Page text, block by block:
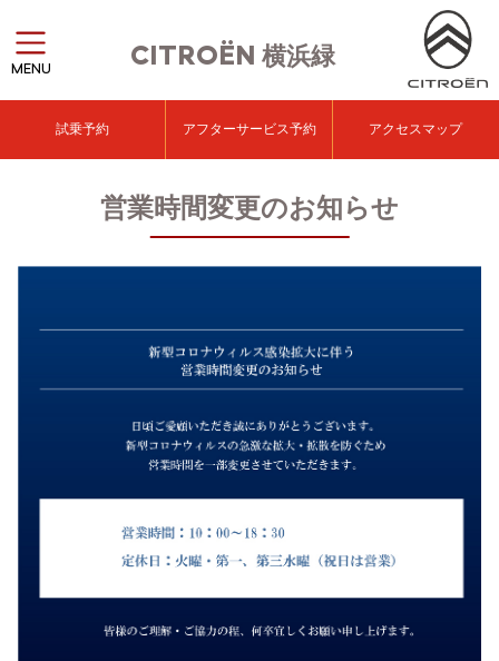
CITROËN 横浜緑
MENU
試乗予約 アフターサービス予約 アクセスマップ
営業時間変更のお知らせ